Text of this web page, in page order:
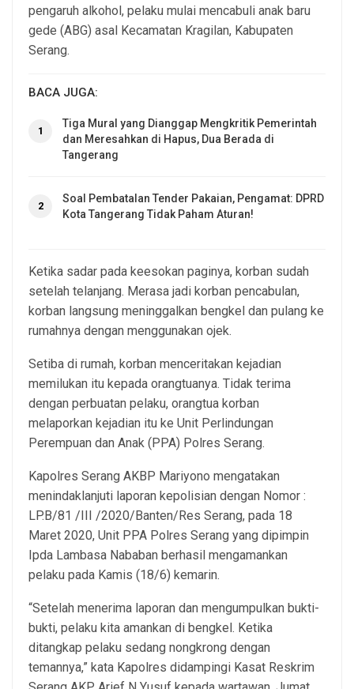
pengaruh alkohol, pelaku mulai mencabuli anak baru
gede (ABG) asal Kecamatan Kragilan, Kabupaten
Serang.
BACA JUGA:
1
Tiga Mural yang Dianggap Mengkritik Pemerintah
dan Meresahkan di Hapus, Dua Berada di
Tangerang
2
Soal Pembatalan Tender Pakaian, Pengamat: DPRD
Kota Tangerang Tidak Paham Aturan!
Ketika sadar pada keesokan paginya, korban sudah
setelah telanjang. Merasa jadi korban pencabulan,
korban langsung meninggalkan bengkel dan pulang ke
rumahnya dengan menggunakan ojek.
Setiba di rumah, korban menceritakan kejadian
memilukan itu kepada orangtuanya. Tidak terima
dengan perbuatan pelaku, orangtua korban
melaporkan kejadian itu ke Unit Perlindungan
Perempuan dan Anak (PPA) Polres Serang.
Kapolres Serang AKBP Mariyono mengatakan
menindaklanjuti laporan kepolisian dengan Nomor :
LP.B/81 /III /2020/Banten/Res Serang, pada 18
Maret 2020, Unit PPA Polres Serang yang dipimpin
Ipda Lambasa Nababan berhasil mengamankan
pelaku pada Kamis (18/6) kemarin.
“Setelah menerima laporan dan mengumpulkan bukti-
bukti, pelaku kita amankan di bengkel. Ketika
ditangkap pelaku sedang nongkrong dengan
temannya,” kata Kapolres didampingi Kasat Reskrim